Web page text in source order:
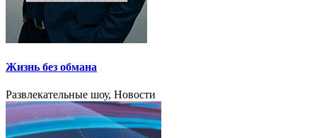
Жизнь без обмана
Развлекательные шоу, Новости